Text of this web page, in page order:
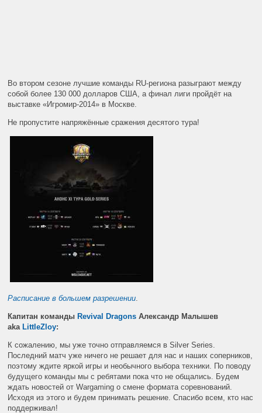
Во втором сезоне лучшие команды RU-региона разыграют между
собой более 130 000 долларов США, а финал лиги пройдёт на
выставке «Игромир-2014» в Москве.
Не пропустите напряжённые сражения десятого тура!
Расписание в большем разрешении
Капитан командыRevival Dragons Александр Малышев
akaLittleZloy:
К сожалению, мы уже точно отправляемся в Silver Series.
Последний матч уже ничего не решает для нас и наших соперников,
поэтому ждите яркой игры и необычного выбора техники. По поводу
будущего команды мы с ребятами пока что не общались. Будем
ждать новостей от Wargaming о смене формата соревнований.
Исходя из этого и будем принимать решение. Спасибо всем, кто нас
поддерживал!